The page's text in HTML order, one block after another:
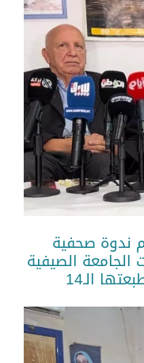
ندوة صحفية
الجامعة الصيفية
الـ14